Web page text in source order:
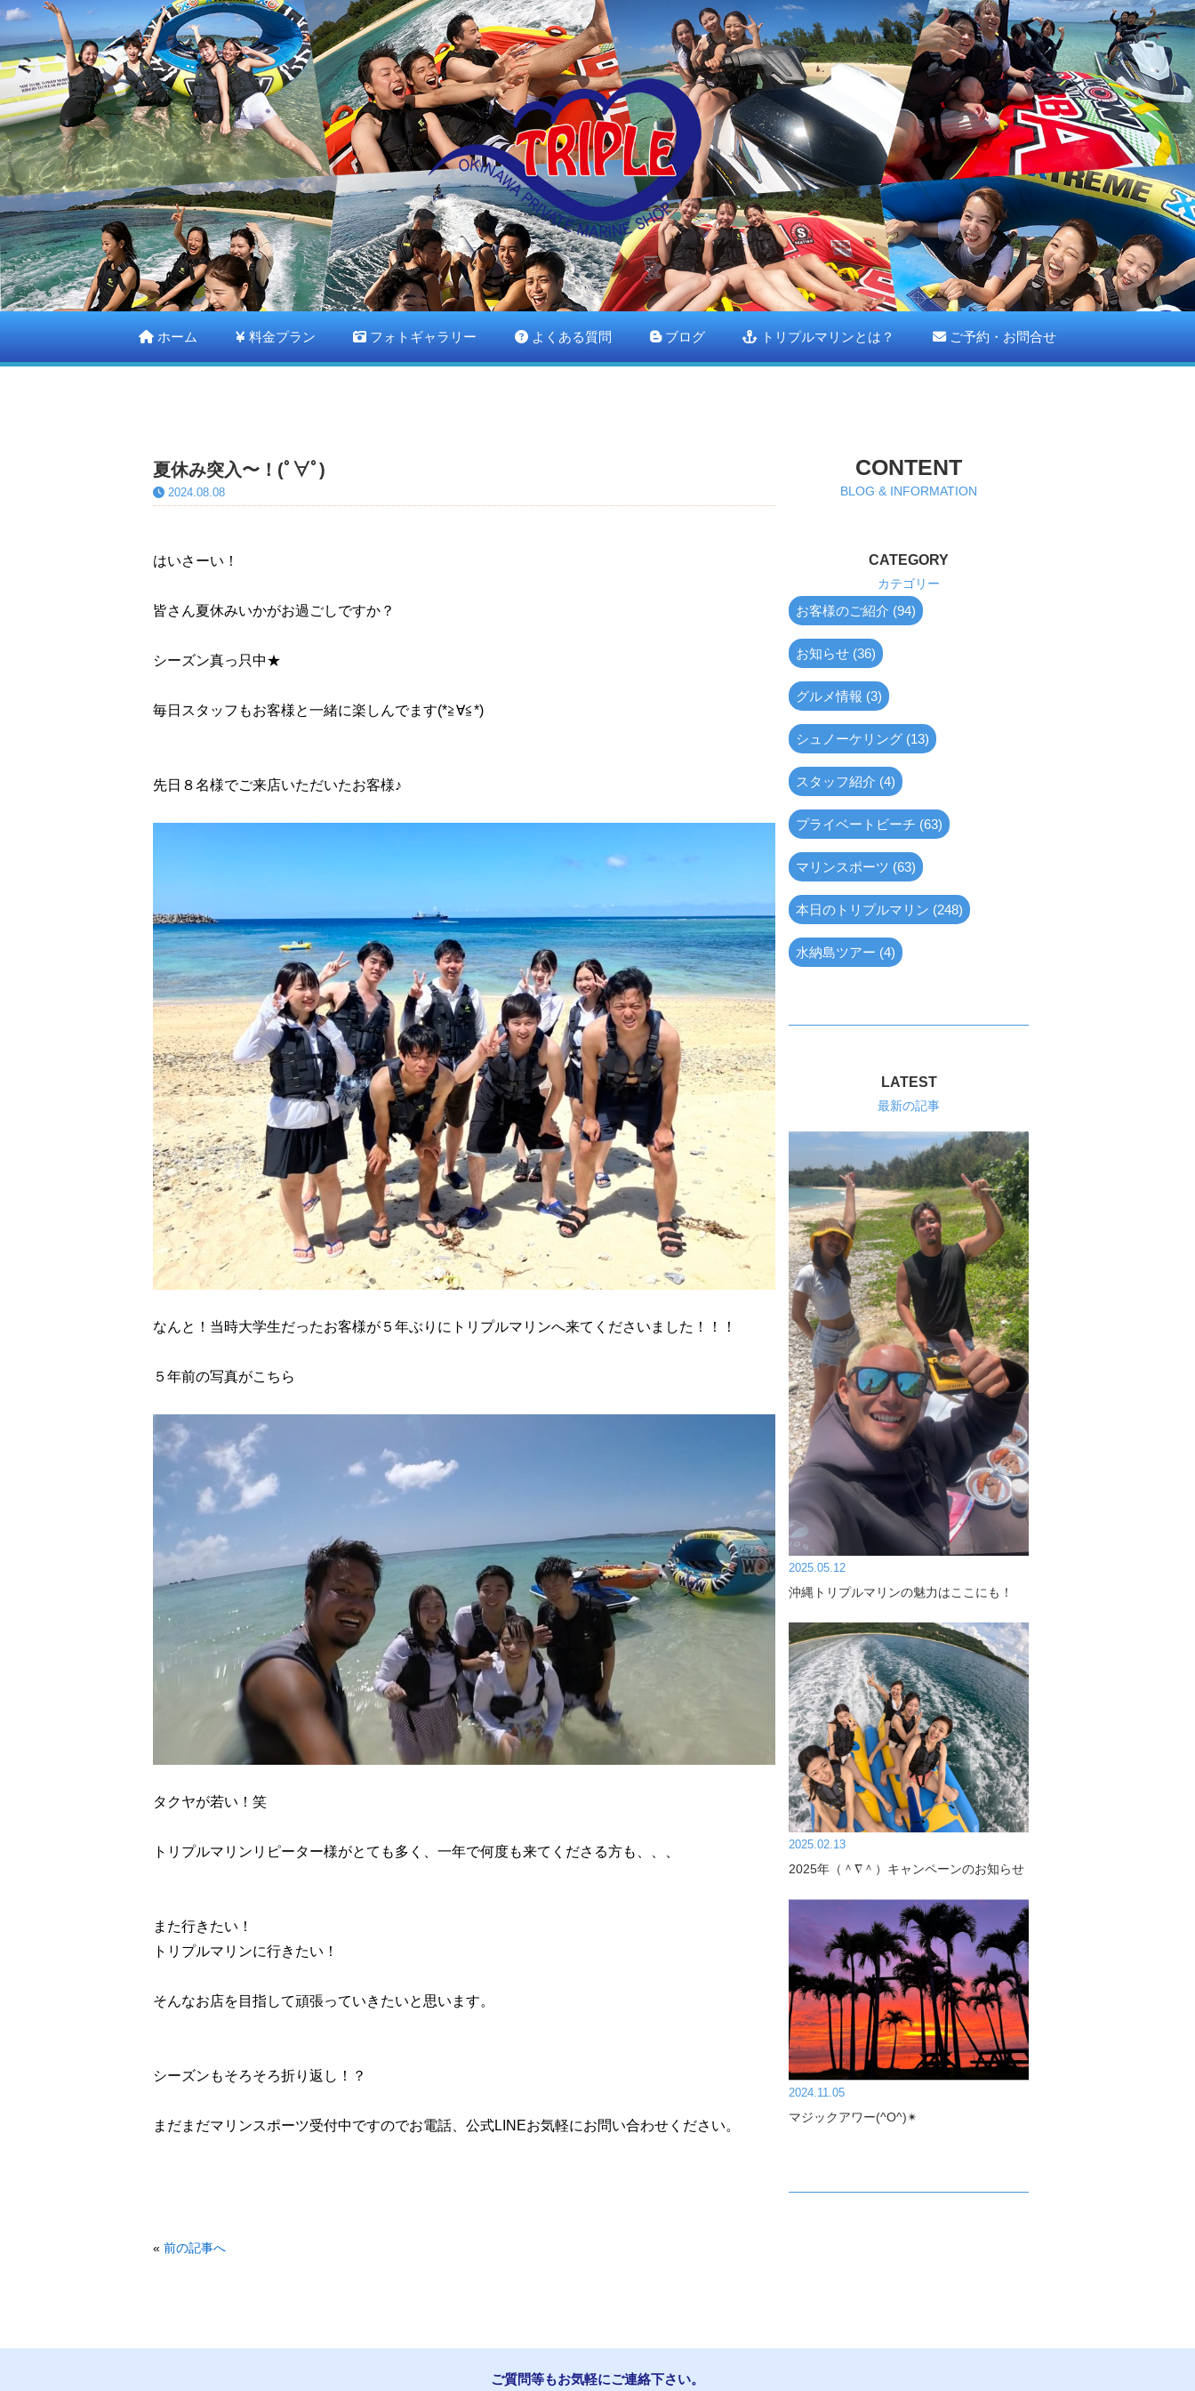
ホーム 料金プラン フォトギャラリー よくある質問 ブログ トリプルマリンとは？ ご予約・お問合せ
夏休み突入〜！(ﾟ∀ﾟ)
2024.08.08
はいさーい！
皆さん夏休みいかがお過ごしですか？
シーズン真っ只中★
毎日スタッフもお客様と一緒に楽しんでます(*≧∀≦*)
先日８名様でご来店いただいたお客様♪
なんと！当時大学生だったお客様が５年ぶりにトリプルマリンへ来てくださいました！！！
５年前の写真がこちら
タクヤが若い！笑
トリプルマリンリピーター様がとても多く、一年で何度も来てくださる方も、、、
また行きたい！
トリプルマリンに行きたい！
そんなお店を目指して頑張っていきたいと思います。
シーズンもそろそろ折り返し！？
まだまだマリンスポーツ受付中ですのでお電話、公式LINEお気軽にお問い合わせください。
« 前の記事へ
CONTENT
BLOG & INFORMATION
CATEGORY
カテゴリー
お客様のご紹介 (94)
お知らせ (36)
グルメ情報 (3)
シュノーケリング (13)
スタッフ紹介 (4)
プライベートビーチ (63)
マリンスポーツ (63)
本日のトリプルマリン (248)
水納島ツアー (4)
LATEST
最新の記事
2025.05.12
沖縄トリプルマリンの魅力はここにも！
2025.02.13
2025年（＾∇＾）キャンペーンのお知らせ
2024.11.05
マジックアワー(^O^)✴︎
ご質問等もお気軽にご連絡下さい。